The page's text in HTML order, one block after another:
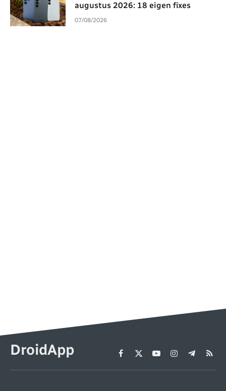
augustus 2026: 18 eigen fixes
07/08/2026
DroidApp Facebook
X
(Twitter)
YouTubeInstagram
Telegram
RSS